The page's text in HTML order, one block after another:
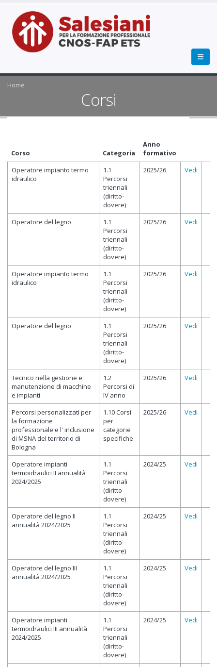
Home
Corsi
Corso Categoria
Anno
formativo
Operatore impianto termo
idraulico
1.1
Percorsi
triennali
(diritto-
dovere)
2025/26 Vedi
Operatore del legno
1.1
Percorsi
triennali
(diritto-
dovere)
2025/26 Vedi
Operatore impianto termo
idraulico
1.1
Percorsi
triennali
(diritto-
dovere)
2025/26 Vedi
Operatore del legno
1.1
Percorsi
triennali
(diritto-
dovere)
2025/26 Vedi
Tecnico nella gestione e
manutenzione di macchine
e impianti
1.2
Percorsi di
IV anno
2025/26 Vedi
Percorsi personalizzati per
la formazione
professionale e l' inclusione
di MSNA del territorio di
Bologna
1.10 Corsi
per
categorie
specifiche
2025/26 Vedi
Operatore impianti
termoidraulici II annualità
2024/2025
1.1
Percorsi
triennali
(diritto-
dovere)
2024/25 Vedi
Operatore del legno II
annualità 2024/2025
1.1
Percorsi
triennali
(diritto-
dovere)
2024/25 Vedi
Operatore del legno III
annualità 2024/2025
1.1
Percorsi
triennali
(diritto-
dovere)
2024/25 Vedi
Operatore impianti
termoidraulici III annualità
2024/2025
1.1
Percorsi
triennali
(diritto-
dovere)
2024/25 Vedi